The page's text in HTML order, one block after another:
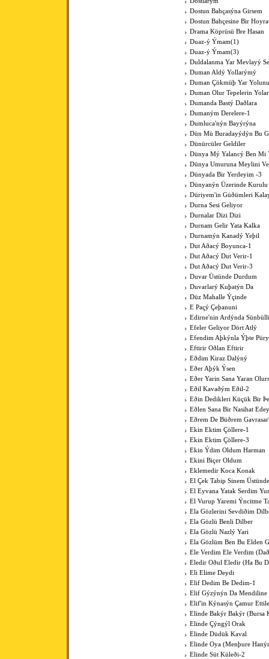
Dostun Bahçasýna Girsem
Dostun Bahçesine Bir
Drama Köprüsü Bre Hasan
Duaz-ý Ýmam(1)
Duaz-ý Ýmam(3)
Duldalanma Yar Mevlayý
Duman Aldý Yollarýmý
Duman Çökmüþ Yar
Duman Olur Tepelerin
Dumanda Bastý Daðlara
Dumaným Derelere-1
Dumluca'nýn Bayýrýna
Dün Mü Buradayýdýn Bu
Dünürcüler Geldiler
Dünya Mý Yalancý Ben Mi
Dünya Umuruna Meylini
Dünyada Bir Yerdeyim -3
Dünyanýn Üzerinde
Düriyem'in Güðümleri
Durna Sesi Geliyor
Durnalar Dizi Dizi
Durnam Gelir Yata Kalka
Durnamýn Kanadý Yeþil
Dut Aðacý Boyunca-1
Dut Aðacý Dut Verir-1
Dut Aðacý Dut Verir-3
Duvar Üstünde Durdum
Duvarlarý Kuþatýn Da
Düz Mahalle Ýçinde
E Paçý Çeþanuni
Edirne'nin Ardýnda
Efeler Geliyor Dört Atlý
Efendim Aþkýnla Ýþte
Eftirir Oðlan Eftirir
Eðdim Kiraz Dalýný
Eðer Aþýk Ýsen
Eðer Yarin Sana Yaran
Eðil Kavaðým Eðil-2
Eðin Dedikleri Küçük Bir
Eðlen Sana Bir Nasihat
Eðrem De Büðrem
Ekin Ektim Çöllere-1
Ekin Ektim Çöllere-3
Ekin Ýdim Oldum Harman
Ekini Biçer Oldum
Eklemedir Koca Konak
El Çek Tabip Sinem
El Eyvana Yatak Serdim
El Vurup Yaremi Ýncitme
Ela Gözlerini Sevdiðim
Ela Gözlü Benli Dilber
Ela Gözlü Nazlý Yari
Ela Gözlüm Ben Bu Elden
Ele Verdim Ele Verdim
Eledir Oðul Eledir (Ha Bu
Eli Elime Deydi
Elif Dedim Be Dedim-1
Elif Gýzýnýn Da Mendiline
Elif'in Kýnasýn Çamur
Elinde Bakýr Bakýr (Bursa
Elinde Çýngýl Orak
Elinde Düdük Kaval
Elinde Oya (Menþure
Elinde Süt Küleði-2